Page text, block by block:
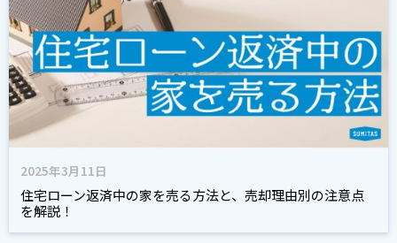
2025年3月11日
住宅ローン返済中の家を売る方法と、売却理由別の注意点
を解説！